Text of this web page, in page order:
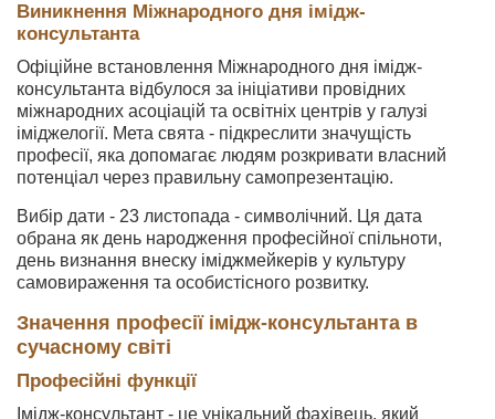
Виникнення Міжнародного дня імідж-
консультанта
Офіційне встановлення Міжнародного дня імідж-
консультанта відбулося за ініціативи провідних
міжнародних асоціацій та освітніх центрів у галузі
іміджелогії. Мета свята - підкреслити значущість
професії, яка допомагає людям розкривати власний
потенціал через правильну самопрезентацію.
Вибір дати - 23 листопада - символічний. Ця дата
обрана як день народження професійної спільноти,
день визнання внеску іміджмейкерів у культуру
самовираження та особистісного розвитку.
Значення професії імідж-консультанта в
сучасному світі
Професійні функції
Імідж-консультант - це унікальний фахівець, який